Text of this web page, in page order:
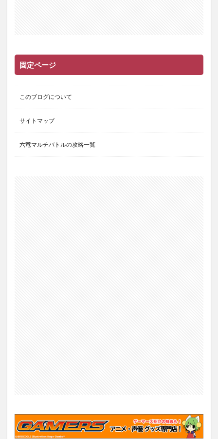
固定ページ
このブログについて
サイトマップ
六竜マルチバトルの攻略一覧